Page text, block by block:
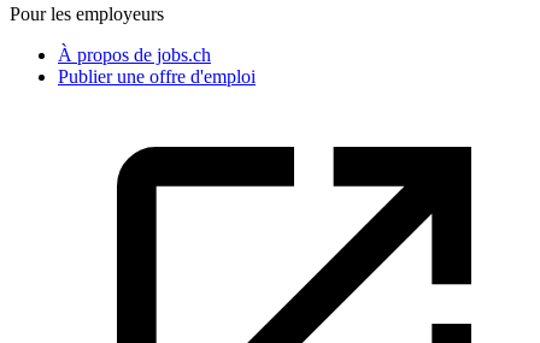
Pour les employeurs
À propos de jobs.ch
Publier une offre d'emploi